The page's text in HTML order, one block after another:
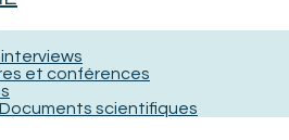
et conférences
scientifiques